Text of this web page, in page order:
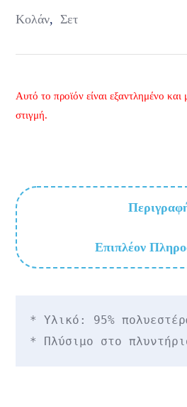
Κολάν, Σετ
Αυτό το προϊόν είναι εξαντλημένο και
στιγμή.
Επιπλέον
* Υλικό: 95%
* Πλύσιμο στο